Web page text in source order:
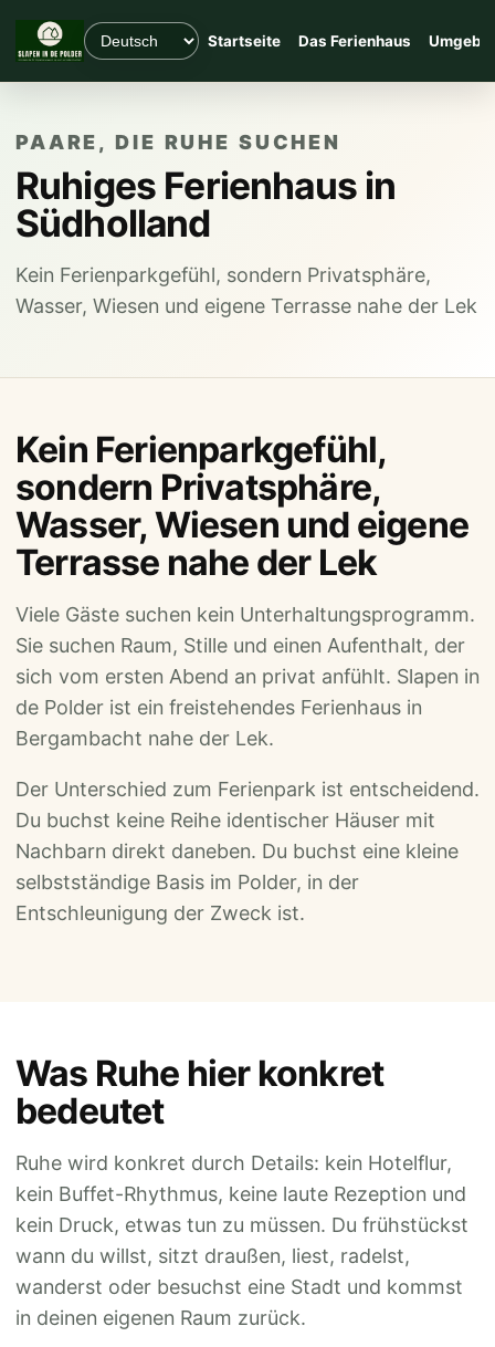
Startseite Das Ferienhaus
PAARE, DIE RUHE SUCHEN
Ruhiges Ferienhaus in
Südholland
Kein Ferienparkgefühl, sondern Privatsphäre,
Wasser, Wiesen und eigene Terrasse nahe der Lek
Kein Ferienparkgefühl,
sondern Privatsphäre,
Wasser, Wiesen und eigene
Terrasse nahe der Lek
Viele Gäste suchen kein Unterhaltungsprogramm.
Sie suchen Raum, Stille und einen Aufenthalt, der
sich vom ersten Abend an privat anfühlt. Slapen in
de Polder ist ein freistehendes Ferienhaus in
Bergambacht nahe der Lek.
Der Unterschied zum Ferienpark ist entscheidend.
Du buchst keine Reihe identischer Häuser mit
Nachbarn direkt daneben. Du buchst eine kleine
selbstständige Basis im Polder, in der
Entschleunigung der Zweck ist.
Was Ruhe hier konkret
bedeutet
Ruhe wird konkret durch Details: kein Hotelflur,
kein Buffet-Rhythmus, keine laute Rezeption und
kein Druck, etwas tun zu müssen. Du frühstückst
wann du willst, sitzt draußen, liest, radelst,
wanderst oder besuchst eine Stadt und kommst
in deinen eigenen Raum zurück.